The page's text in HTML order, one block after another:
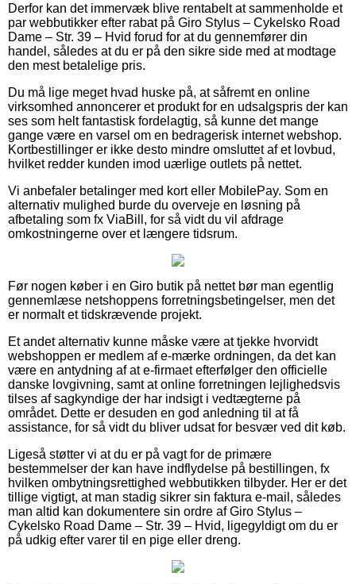
Derfor kan det immervæk blive rentabelt at sammenholde et
par webbutikker efter rabat på Giro Stylus – Cykelsko Road
Dame – Str. 39 – Hvid forud for at du gennemfører din
handel, således at du er på den sikre side med at modtage
den mest betalelige pris.
Du må lige meget hvad huske på, at såfremt en online
virksomhed annoncerer et produkt for en udsalgspris der kan
ses som helt fantastisk fordelagtig, så kunne det mange
gange være en varsel om en bedragerisk internet webshop.
Kortbestillinger er ikke desto mindre omsluttet af et lovbud,
hvilket redder kunden imod uærlige outlets på nettet.
Vi anbefaler betalinger med kort eller MobilePay. Som en
alternativ mulighed burde du overveje en løsning på
afbetaling som fx ViaBill, for så vidt du vil afdrage
omkostningerne over et længere tidsrum.
Før nogen køber i en Giro butik på nettet bør man egentlig
gennemlæse netshoppens forretningsbetingelser, men det
er normalt et tidskrævende projekt.
Et andet alternativ kunne måske være at tjekke hvorvidt
webshoppen er medlem af e-mærke ordningen, da det kan
være en antydning af at e-firmaet efterfølger den officielle
danske lovgivning, samt at online forretningen lejlighedsvis
tilses af sagkyndige der har indsigt i vedtægterne på
området. Dette er desuden en god anledning til at få
assistance, for så vidt du bliver udsat for besvær ved dit køb.
Ligeså støtter vi at du er på vagt for de primære
bestemmelser der kan have indflydelse på bestillingen, fx
hvilken ombytningsrettighed webbutikken tilbyder. Her er det
tillige vigtigt, at man stadig sikrer sin faktura e-mail, således
man altid kan dokumentere sin ordre af Giro Stylus –
Cykelsko Road Dame – Str. 39 – Hvid, ligegyldigt om du er
på udkig efter varer til en pige eller dreng.